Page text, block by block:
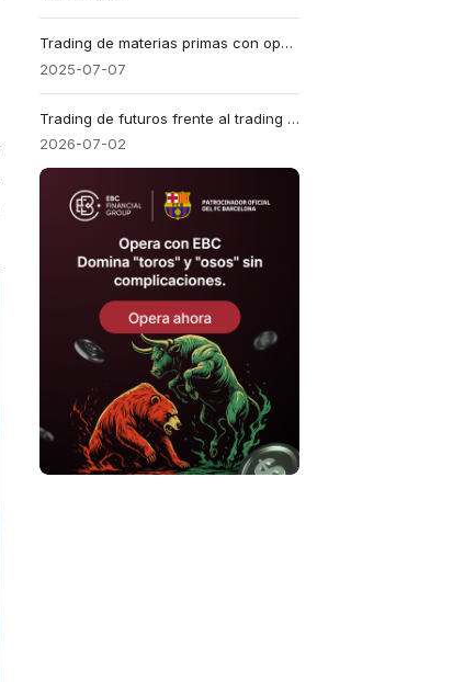
Trading de materias primas con opciones: 5 riesgos a gestionar
2025-07-07
Trading de futuros frente al trading de CFD: diferencias clave, costes y riesgos
2026-07-02